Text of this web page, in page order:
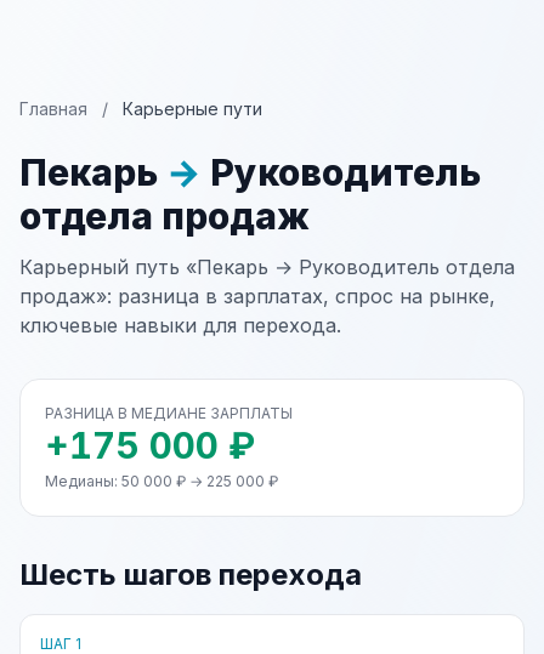
Главная / Карьерные пути
Пекарь → Руководитель
отдела продаж
Карьерный путь «Пекарь → Руководитель отдела
продаж»: разница в зарплатах, спрос на рынке,
ключевые навыки для перехода.
РАЗНИЦА В МЕДИАНЕ ЗАРПЛАТЫ
+175 000 ₽
Медианы: 50 000 ₽ → 225 000 ₽
Шесть шагов перехода
ШАГ 1